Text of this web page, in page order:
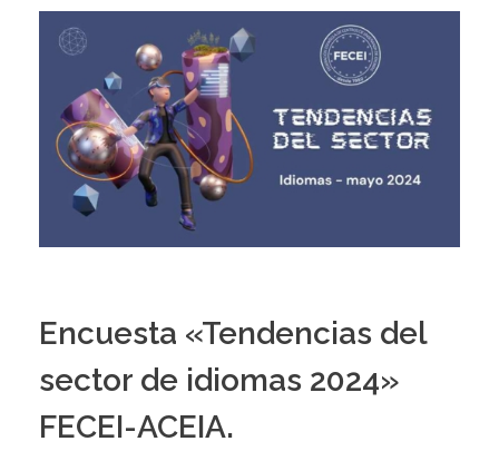
Encuesta «Tendencias del
sector de idiomas 2024»
FECEI-ACEIA.